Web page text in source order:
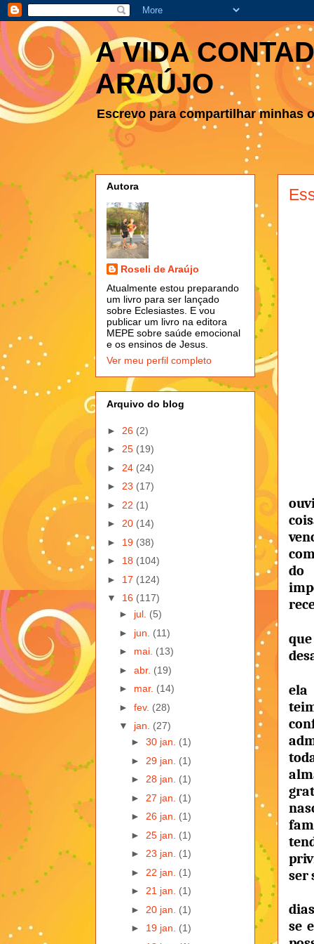
A VIDA
ARAÚJO
Escrevo para compartilhar minhas
do
ser
se
Autora
Roseli de Araújo
Atualmente estou preparando
um livro para ser lançado
sobre Eclesiastes. E vou
publicar um livro na editora
MEPE sobre saúde emocional
e os ensinos de Jesus.
Ver meu perfil completo
Arquivo do blog
► 26 (2)
► 25 (19)
► 24 (24)
► 23 (17)
► 22 (1)
► 20 (14)
► 19 (38)
► 18 (104)
► 17 (124)
▼ 16 (117)
► jul. (5)
► jun. (11)
► mai. (13)
► abr. (19)
► mar. (14)
► fev. (28)
▼ jan. (27)
► 30 jan. (1)
► 29 jan. (1)
► 28 jan. (1)
► 27 jan. (1)
► 26 jan. (1)
► 25 jan. (1)
► 23 jan. (1)
► 22 jan. (1)
► 21 jan. (1)
► 20 jan. (1)
► 19 jan. (1)